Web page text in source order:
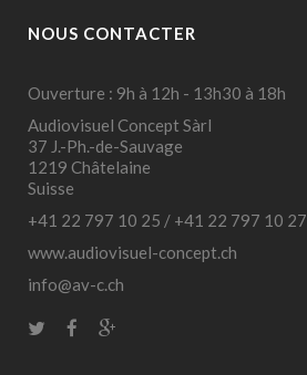
NOUS CONTACTER
Ouverture : 9h à 12h - 13h30 à 18h
Audiovisuel Concept Sàrl
37 J.-Ph.-de-Sauvage
1219 Châtelaine
Suisse
+41 22 797 10 25 / +41 22 797 10 27
www.audiovisuel-concept.ch
info@av-c.ch